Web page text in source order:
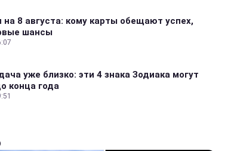
на 8 августа: кому карты обещают успех,
шансы
уже близко: эти 4 знака Зодиака могут
конца года